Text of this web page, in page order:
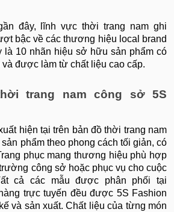
đây, lĩnh vực thời trang nam ghi
bậc về các thương hiệu local brand
10 nhãn hiệu sở hữu sản phẩm có
và được làm từ chất liệu cao cấp.
trang nam công sở 5S
hiện tại trên bản đồ thời trang nam
phẩm theo phong cách tối giản, có
phục mang thương hiệu phù hợp
công sở hoặc phục vụ cho cuộc
cả các mẫu được phân phối tại
trực tuyến đều được 5S Fashion
và sản xuất. Chất liệu của từng món